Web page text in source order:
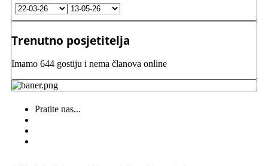
Trenutno posjetitelja
Imamo 644 gostiju i nema članova online
Pratite nas...